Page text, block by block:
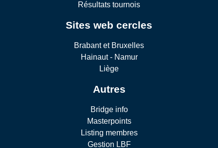
Résultats tournois
Sites web cercles
Brabant et Bruxelles
Hainaut - Namur
Liège
Autres
Bridge info
Masterpoints
Listing membres
Gestion LBF